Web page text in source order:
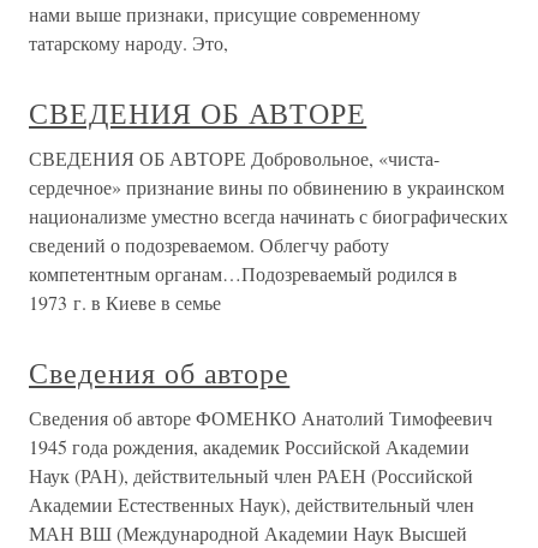
нами выше признаки, присущие современному
татарскому народу. Это,
СВЕДЕНИЯ ОБ АВТОРЕ
СВЕДЕНИЯ ОБ АВТОРЕ Добровольное, «чиста-
сердечное» признание вины по обвинению в украинском
национализме уместно всегда начинать с биографических
сведений о подозреваемом. Облегчу работу
компетентным органам…Подозреваемый родился в
1973 г. в Киеве в семье
Сведения об авторе
Сведения об авторе ФОМЕНКО Анатолий Тимофеевич
1945 года рождения, академик Российской Академии
Наук (РАН), действительный член РАЕН (Российской
Академии Естественных Наук), действительный член
МАН ВШ (Международной Академии Наук Высшей